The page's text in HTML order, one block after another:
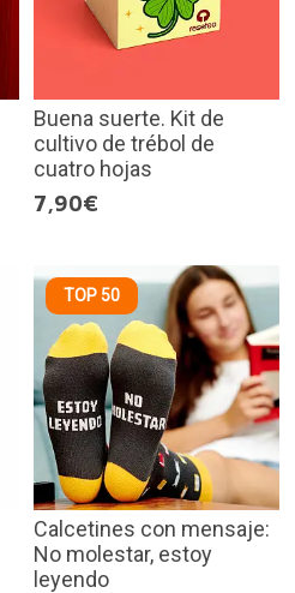
Buena suerte. Kit de
cultivo de trébol de
cuatro hojas
7,90€
TOP 50
Calcetines con mensaje:
No molestar, estoy
leyendo